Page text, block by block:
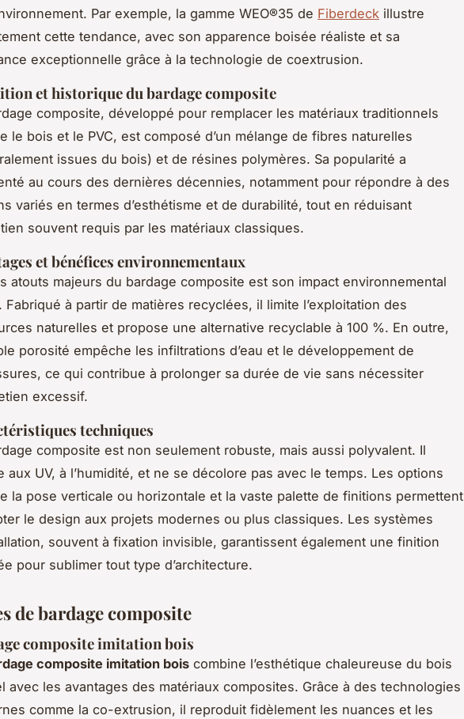
Par exemple, la gamme WEO®35 de Fiberdeck illustre
cette tendance, avec son apparence boisée réaliste et sa
exceptionnelle grâce à la technologie de coextrusion.
et historique du bardage composite
composite, développé pour remplacer les matériaux traditionnels
le bois et le PVC, est composé d’un mélange de fibres naturelles
issues du bois) et de résines polymères. Sa popularité a
au cours des dernières décennies, notamment pour répondre à des
variés en termes d’esthétisme et de durabilité, tout en réduisant
souvent requis par les matériaux classiques.
et bénéfices environnementaux
atouts majeurs du bardage composite est son impact environnemental
Fabriqué à partir de matières recyclées, il limite l’exploitation des
naturelles et propose une alternative recyclable à 100 %. En outre,
porosité empêche les infiltrations d’eau et le développement de
ce qui contribue à prolonger sa durée de vie sans nécessiter
excessif.
techniques
composite est non seulement robuste, mais aussi polyvalent. Il
aux UV, à l’humidité, et ne se décolore pas avec le temps. Les options
la pose verticale ou horizontale et la vaste palette de finitions permettent
le design aux projets modernes ou plus classiques. Les systèmes
souvent à fixation invisible, garantissent également une finition
pour sublimer tout type d’architecture.
de bardage composite
composite imitation bois
composite imitation bois combine l’esthétique chaleureuse du bois
avec les avantages des matériaux composites. Grâce à des technologies
comme la co-extrusion, il reproduit fidèlement les nuances et les